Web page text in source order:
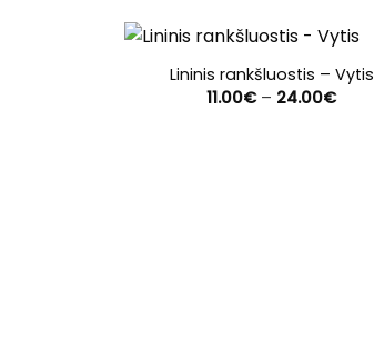
Lininis rankšluostis – Vytis
11.00€ – 24.00€Price